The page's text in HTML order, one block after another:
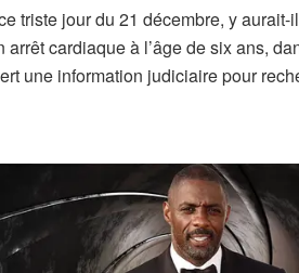
triste jour du 21 décembre, y aurait-
arrêt cardiaque à l’âge de six ans,
une information judiciaire pour